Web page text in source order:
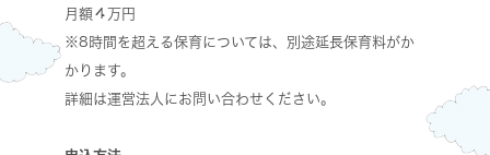
月額４万円
※8時間を超える保育については、別途延長保育料がか
かります。
詳細は運営法人にお問い合わせください。